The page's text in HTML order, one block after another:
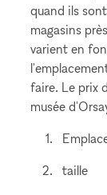
quand ils
magasins
varient en
faire. Le prix
musée
taille